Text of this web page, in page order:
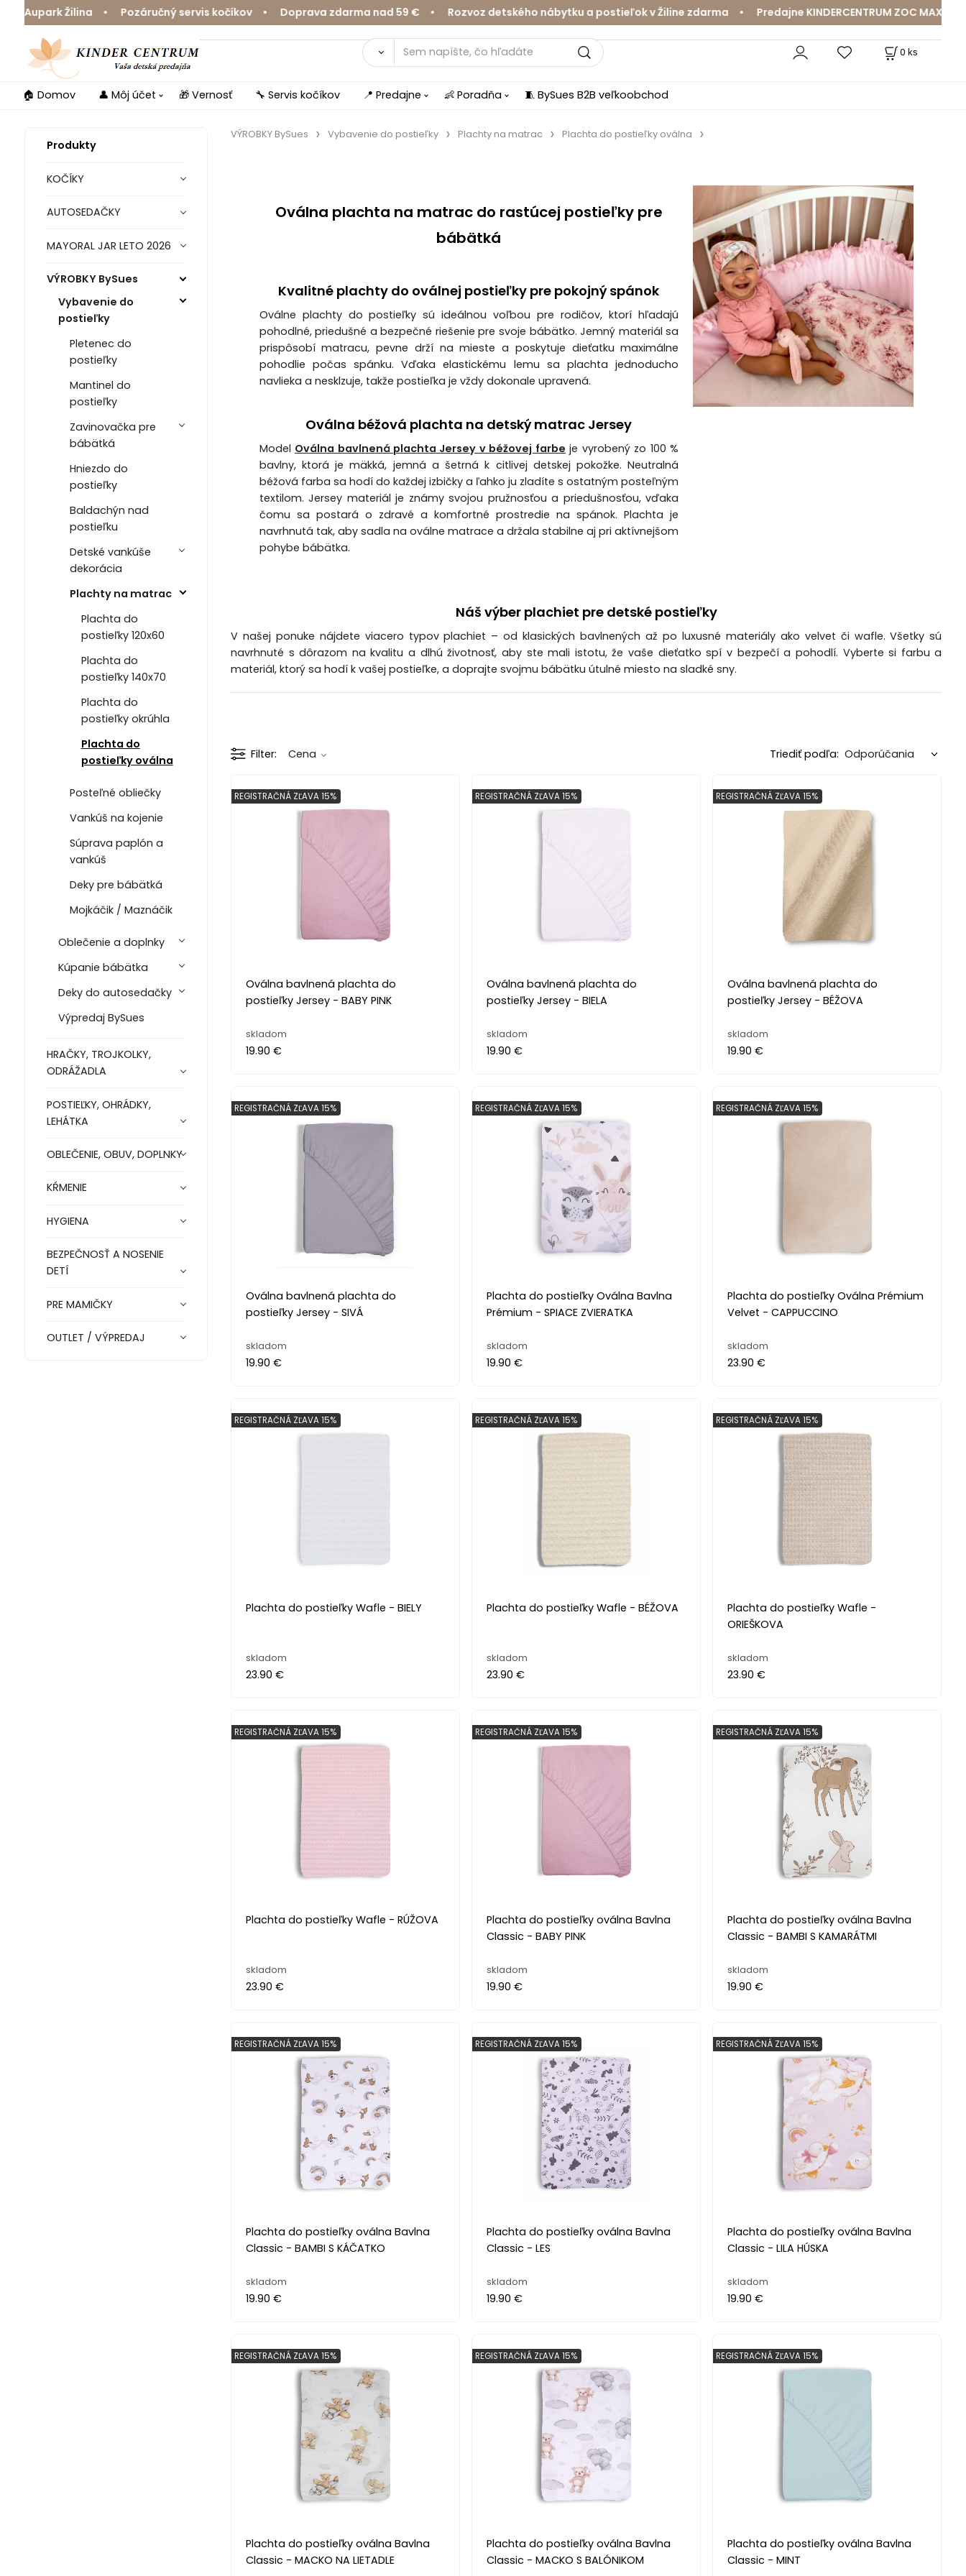
Žilina • Pozáručný servis kočíkov • Doprava zdarma nad 59 € • Rozvoz detského nábytku a postieľok v Žiline zdarma • Predajne KINDERCENTRUM ZOC MAX a
0 ks
🏠 Domov 👤 Môj účet 🎁 Vernosť 🔧 Servis kočíkov 📍 Predajne 👶 Poradňa 🧵 BySues B2B veľkoobchod
Produkty
KOČÍKY
AUTOSEDAČKY
MAYORAL JAR LETO 2026
VÝROBKY BySues
Vybavenie do
postieľky
Pletenec do
postieľky
Mantinel do
postieľky
Zavinovačka pre
bábätká
Hniezdo do
postieľky
Baldachýn nad
postieľku
Detské vankúše
dekorácia
Plachty na matrac
Plachta do
postieľky 120x60
Plachta do
postieľky 140x70
Plachta do
postieľky okrúhla
Plachta do
postieľky oválna
Posteľné obliečky
Vankúš na kojenie
Súprava paplón a
vankúš
Deky pre bábätká
Mojkáčik / Maznáčik
Oblečenie a doplnky
Kúpanie bábätka
Deky do autosedačky
Výpredaj BySues
HRAČKY, TROJKOLKY,
ODRÁŽADLA
POSTIEĽKY, OHRÁDKY,
LEHÁTKA
OBLEČENIE, OBUV, DOPLNKY
KŔMENIE
HYGIENA
BEZPEČNOSŤ A NOSENIE
DETÍ
PRE MAMIČKY
OUTLET / VÝPREDAJ
VÝROBKY BySues Vybavenie do postieľky Plachty na matrac Plachta do postieľky oválna
Oválna plachta na matrac do rastúcej postieľky pre
bábätká
Kvalitné plachty do oválnej postieľky pre pokojný spánok
Oválne plachty do postieľky sú ideálnou voľbou pre rodičov, ktorí hľadajú
pohodlné, priedušné a bezpečné riešenie pre svoje bábätko. Jemný materiál sa
prispôsobí matracu, pevne drží na mieste a poskytuje dieťatku maximálne
pohodlie počas spánku. Vďaka elastickému lemu sa plachta jednoducho
navlieka a nesklzuje, takže postieľka je vždy dokonale upravená.
Oválna béžová plachta na detský matrac Jersey
Model Oválna bavlnená plachta Jersey v béžovej farbe je vyrobený zo 100 %
bavlny, ktorá je mäkká, jemná a šetrná k citlivej detskej pokožke. Neutralná
béžová farba sa hodí do každej izbičky a ľahko ju zladíte s ostatným posteľným
textilom. Jersey materiál je známy svojou pružnosťou a priedušnosťou, vďaka
čomu sa postará o zdravé a komfortné prostredie na spánok. Plachta je
navrhnutá tak, aby sadla na oválne matrace a držala stabilne aj pri aktívnejšom
pohybe bábätka.
Náš výber plachiet pre detské postieľky
V našej ponuke nájdete viacero typov plachiet – od klasických bavlnených až po luxusné materiály ako velvet či wafle. Všetky sú
navrhnuté s dôrazom na kvalitu a dlhú životnosť, aby ste mali istotu, že vaše dieťatko spí v bezpečí a pohodlí. Vyberte si farbu a
materiál, ktorý sa hodí k vašej postieľke, a doprajte svojmu bábätku útulné miesto na sladké sny.
Filter Cena Triediť podľa:
Oválna bavlnená plachta do
postieľky Jersey - BABY PINK
REGISTRAČNÁ ZĽAVA 15%
skladom
19.90 €
Oválna bavlnená plachta do
postieľky Jersey - BIELA
REGISTRAČNÁ ZĽAVA 15%
skladom
19.90 €
Oválna bavlnená plachta do
postieľky Jersey - BÉŽOVA
REGISTRAČNÁ ZĽAVA 15%
skladom
19.90 €
Oválna bavlnená plachta do
postieľky Jersey - SIVÁ
REGISTRAČNÁ ZĽAVA 15%
skladom
19.90 €
Plachta do postieľky Oválna Bavlna
Prémium - SPIACE ZVIERATKA
REGISTRAČNÁ ZĽAVA 15%
skladom
19.90 €
Plachta do postieľky Oválna Prémium
Velvet - CAPPUCCINO
REGISTRAČNÁ ZĽAVA 15%
skladom
23.90 €
Plachta do postieľky Wafle - BIELY
REGISTRAČNÁ ZĽAVA 15%
skladom
23.90 €
Plachta do postieľky Wafle - BÉŽOVA
REGISTRAČNÁ ZĽAVA 15%
skladom
23.90 €
Plachta do postieľky Wafle -
ORIEŠKOVA
REGISTRAČNÁ ZĽAVA 15%
skladom
23.90 €
Plachta do postieľky Wafle - RÚŽOVA
REGISTRAČNÁ ZĽAVA 15%
skladom
23.90 €
Plachta do postieľky oválna Bavlna
Classic - BABY PINK
REGISTRAČNÁ ZĽAVA 15%
skladom
19.90 €
Plachta do postieľky oválna Bavlna
Classic - BAMBI S KAMARÁTMI
REGISTRAČNÁ ZĽAVA 15%
skladom
19.90 €
Plachta do postieľky oválna Bavlna
Classic - BAMBI S KÁČATKO
REGISTRAČNÁ ZĽAVA 15%
skladom
19.90 €
Plachta do postieľky oválna Bavlna
Classic - LES
REGISTRAČNÁ ZĽAVA 15%
skladom
19.90 €
Plachta do postieľky oválna Bavlna
Classic - LILA HÚSKA
REGISTRAČNÁ ZĽAVA 15%
skladom
19.90 €
Plachta do postieľky oválna Bavlna
Classic - MACKO NA LIETADLE
REGISTRAČNÁ ZĽAVA 15%
Plachta do postieľky oválna Bavlna
Classic - MACKO S BALÓNIKOM
REGISTRAČNÁ ZĽAVA 15%
Plachta do postieľky oválna Bavlna
Classic - MINT
REGISTRAČNÁ ZĽAVA 15%